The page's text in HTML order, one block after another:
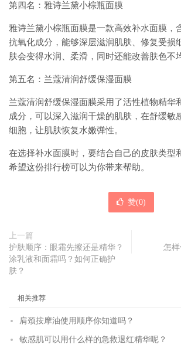
第四名：雅诗兰黛小棕瓶面膜
雅诗兰黛小棕瓶面膜是一款高效补水面膜，
抗氧化成分，能够深层滋润肌肤、修复受损
肤会变得水润、柔滑，同时还能改善肤色不
第五名：兰蔻清润舒缓保湿面膜
兰蔻清润舒缓保湿面膜采用了活性植物精华
成分，可以深入滋润干燥的肌肤，在舒缓敏
细胞，让肌肤恢复水嫩弹性。
在选择补水面膜时，要结合自己的皮肤类型
希望这份排行榜可以为你带来帮助。
赞(0)
上一篇
护肤顺序：眼霜先擦还是精华？
涂乳液和面霜吗？如何正确护
肤？
怎样
相关推荐
肩颈按摩油使用顺序你知道吗？
敏感肌可以用什么样的急救退红精华呢？